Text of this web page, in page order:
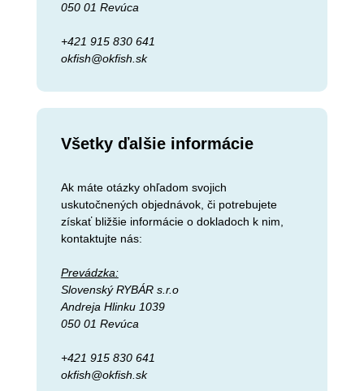
050 01 Revúca
+421 915 830 641
okfish@okfish.sk
Všetky ďalšie informácie
Ak máte otázky ohľadom svojich
uskutočnených objednávok, či potrebujete
získať bližšie informácie o dokladoch k nim,
kontaktujte nás:
Prevádzka:
Slovenský RYBÁR s.r.o
Andreja Hlinku 1039
050 01 Revúca
+421 915 830 641
okfish@okfish.sk